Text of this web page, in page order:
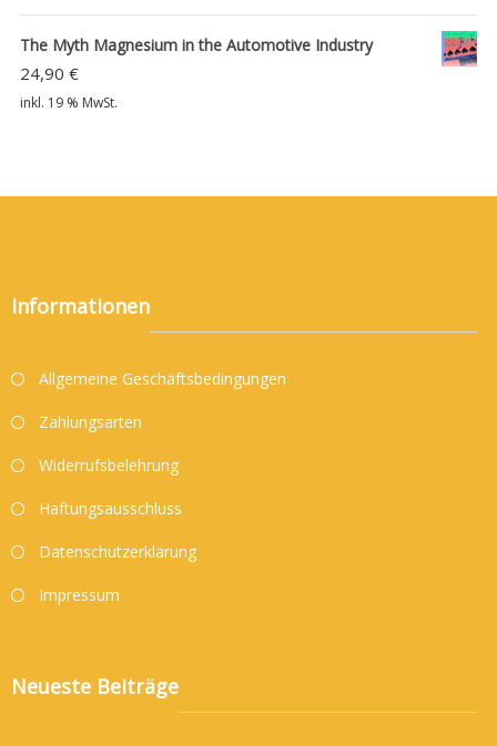
The Myth Magnesium in the Automotive Industry
24,90 €
inkl. 19 % MwSt.
Informationen
Allgemeine Geschäftsbedingungen
Zahlungsarten
Widerrufsbelehrung
Haftungsausschluss
Datenschutzerklärung
Impressum
Neueste Beiträge